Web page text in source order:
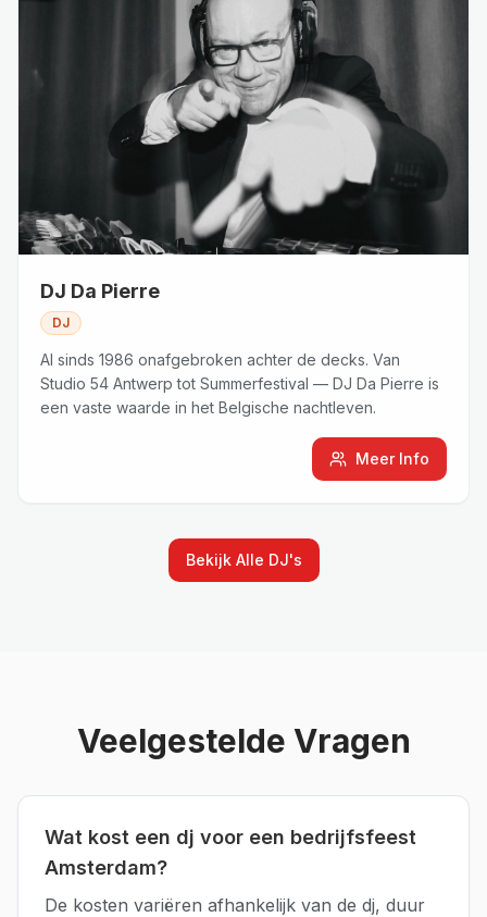
DJ Da Pierre
DJ
Al sinds 1986 onafgebroken achter de decks. Van
Studio 54 Antwerp tot Summerfestival — DJ Da Pierre is
een vaste waarde in het Belgische nachtleven.
Meer Info
Bekijk Alle DJ's
Veelgestelde Vragen
Wat kost een dj voor een bedrijfsfeest
Amsterdam?
De kosten variëren afhankelijk van de dj, duur